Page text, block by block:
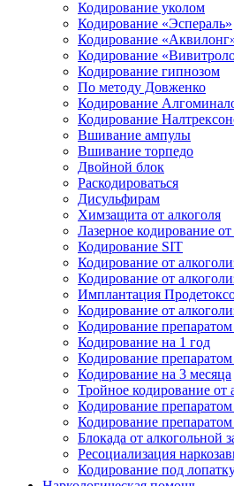
Кодирование уколом
Кодирование «Эспераль»
Кодирование
Кодирование
Кодирование гипнозом
По методу Довженко
Кодирование
Кодирование
Вшивание ампулы
Вшивание торпедо
Двойной блок
Раскодироваться
Дисульфирам
Химзащита от алкоголя
Лазерное кодирование от
Кодирование SIT
Кодирование от
Кодирование от
Имплантация
Кодирование от
Кодирование
Кодирование на 1 год
Кодирование
Кодирование на 3 месяца
Тройное кодирование от
Кодирование
Кодирование
Блокада от алкогольной
Ресоциализация
Кодирование под